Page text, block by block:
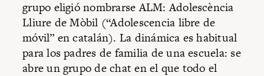
grupo eligió nombrarse ALM: Adolescència
Lliure de Mòbil (“Adolescencia libre de
móvil” en catalán). La dinámica es habitual
para los padres de familia de una escuela: se
abre un grupo de chat en el que todo el